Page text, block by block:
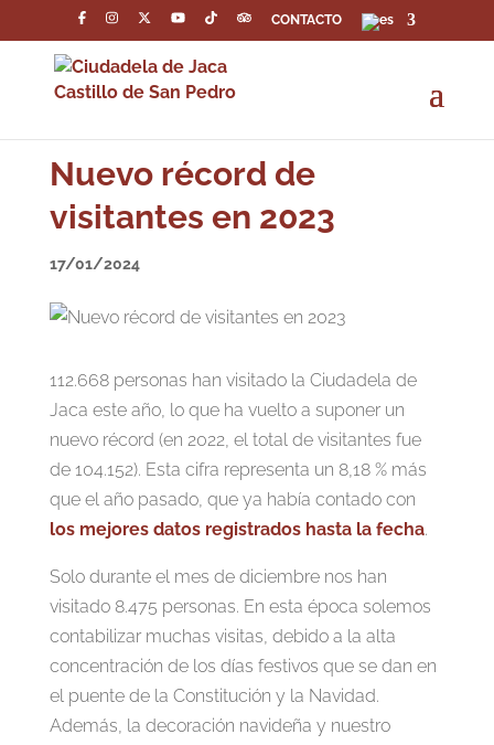
CONTACTO
Nuevo récord de
visitantes en 2023
17/01/2024
112.668 personas han visitado la Ciudadela de
Jaca este año, lo que ha vuelto a suponer un
nuevo récord (en 2022, el total de visitantes fue
de 104.152). Esta cifra representa un 8,18 % más
que el año pasado, que ya había contado con
los mejores datos registrados hasta la fecha.
Solo durante el mes de diciembre nos han
visitado 8.475 personas. En esta época solemos
contabilizar muchas visitas, debido a la alta
concentración de los días festivos que se dan en
el puente de la Constitución y la Navidad.
Además, la decoración navideña y nuestro